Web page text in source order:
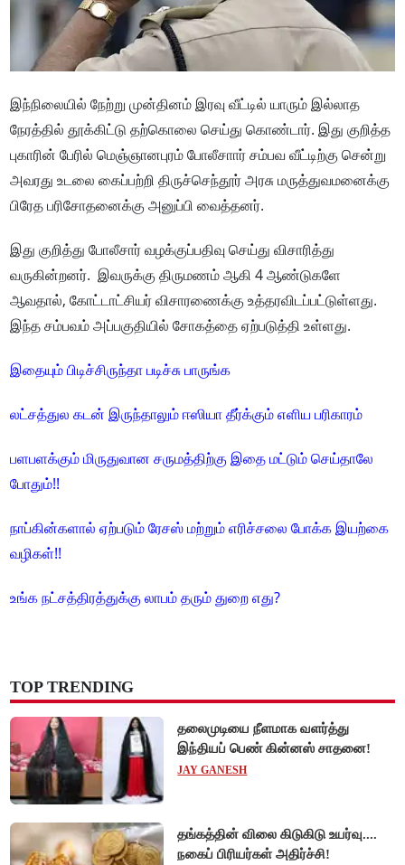
இந்நிலையில் நேற்று முன்தினம் இரவு வீட்டில் யாரும் இல்லாத
நேரத்தில் தூக்கிட்டு தற்கொலை செய்து கொண்டார். இது குறித்த
புகாரின் பேரில் மெஞ்ஞானபுரம் போலீசாார் சம்பவ வீட்டிற்கு சென்று
அவரது உடலை கைப்பற்றி திருச்செந்தூர் அரசு மருத்துவமனைக்கு
பிரேத பரிசோதனைக்கு அனுப்பி வைத்தனர்.
இது குறித்து போலீசார் வழக்குப்பதிவு செய்து விசாரித்து
வருகின்றனர். இவருக்கு திருமணம் ஆகி 4 ஆண்டுகளே
ஆவதால், கோட்டாட்சியர் விசாரணைக்கு உத்தரவிடப்பட்டுள்ளது.
இந்த சம்பவம் அப்பகுதியில் சோகத்தை ஏற்படுத்தி உள்ளது.
இதையும் பிடிச்சிருந்தா படிச்சு பாருங்க
லட்சத்துல கடன் இருந்தாலும் ஈஸியா தீர்க்கும் எளிய பரிகாரம்
பளபளக்கும் மிருதுவான சருமத்திற்கு இதை மட்டும் செய்தாலே
போதும்!!
நாப்கின்களால் ஏற்படும் ரேசஸ் மற்றும் எரிச்சலை போக்க இயற்கை
வழிகள்!!
உங்க நட்சத்திரத்துக்கு லாபம் தரும் துறை எது?
TOP TRENDING
தலைமுடியை நீளமாக வளர்த்து
இந்தியப் பெண் கின்னஸ் சாதனை!
JAY GANESH
தங்கத்தின் விலை கிடுகிடு உயர்வு....
நகைப் பிரியர்கள் அதிர்ச்சி!